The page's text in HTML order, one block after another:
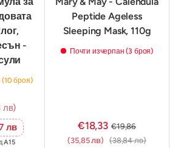
-
(10 броя)
лв)
лв
A15
Peptide Ageless
Sleeping Mask, 110g
Почти изчерпан (3 броя)
€18,33 €19,86
(35,85 лв) (38,84 лв)